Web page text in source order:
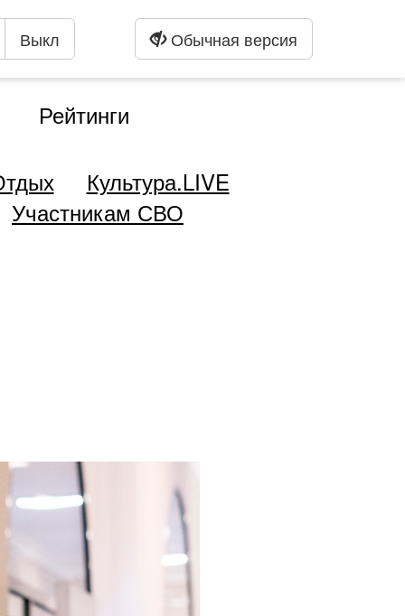
Выкл Обычная версия
Рейтинги
Культура.LIVE
Участникам СВО